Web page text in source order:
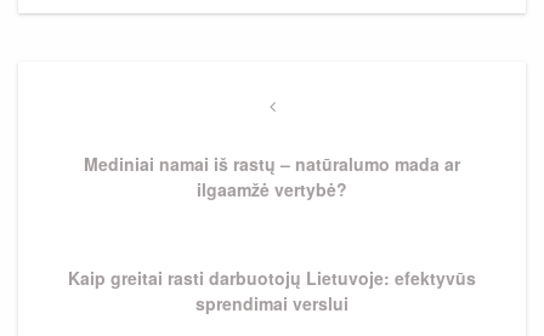
Previous
Mediniai namai iš rastų – natūralumo mada ar
ilgaamžė vertybė?
Next
Kaip greitai rasti darbuotojų Lietuvoje: efektyvūs
sprendimai verslui